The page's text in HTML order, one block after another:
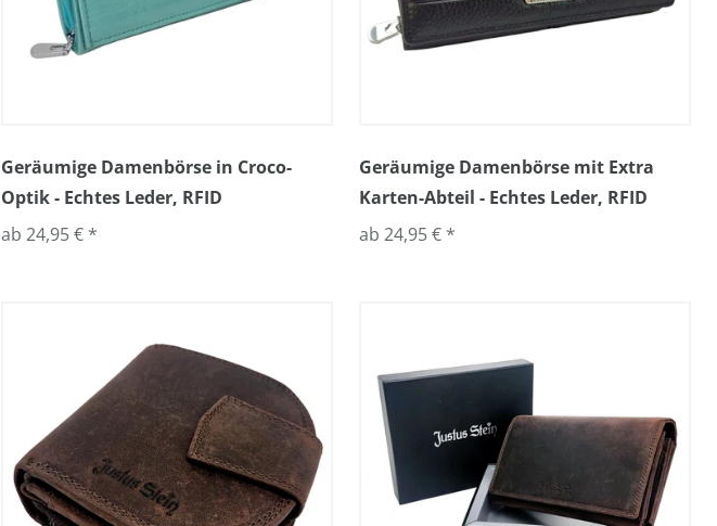
Geräumige Damenbörse in Croco-
Optik - Echtes Leder, RFID
ab 24,95 € *
Geräumige Damenbörse mit Extra
Karten-Abteil - Echtes Leder, RFID
ab 24,95 € *